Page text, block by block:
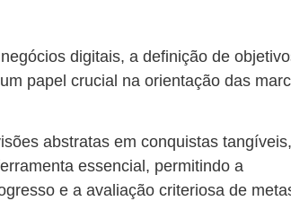
digitais, a definição de
papel crucial na orientação das
abstratas em conquistas
essencial, permitindo a
e a avaliação criteriosa de